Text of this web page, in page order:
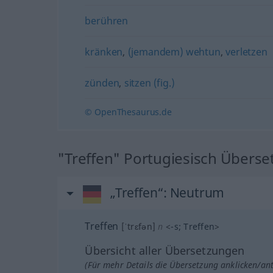
berühren
kränken, (jemandem) wehtun,verletzen
zünden, sitzen (fig.)
© OpenThesaurus.de
"Treffen" Portugiesisch
„Treffen“: Neutrum
Treffen [ˈtrɛfən] n <-s;Treffen>
Übersicht aller Übersetzungen
(Für mehr Details die Übersetzung anklicken/